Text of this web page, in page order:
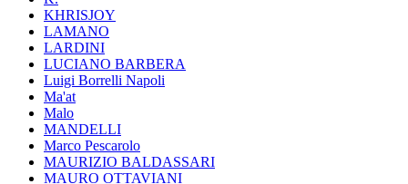
KHRISJOY
LAMANO
LARDINI
LUCIANO BARBERA
Luigi Borrelli Napoli
Ma'at
Malo
MANDELLI
Marco Pescarolo
MAURIZIO BALDASSARI
MAURO OTTAVIANI